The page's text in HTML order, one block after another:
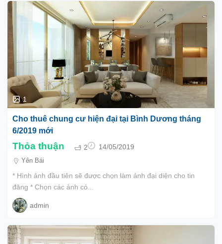
1
Cho thuê chung cư hiện đại tại Bình Dương tháng
6/2019 mới
Thỏa thuận 2
14/05/2019
Yên Bái
* Hình ảnh đầu tiên sẽ được chọn làm ảnh đại diện cho tin
đăng * Chọn các ảnh có...
admin